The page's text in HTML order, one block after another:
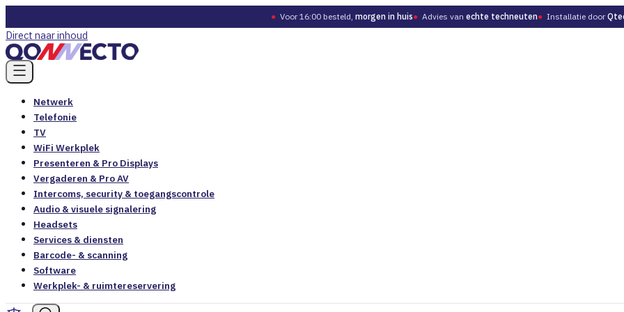
● Voor 16:00 besteld, morgen in huis● Advies van echte techneuten● Installatie door
Direct naar inhoud
Netwerk
Telefonie
TV
WiFi Werkplek
Presenteren & Pro Displays
Vergaderen & Pro AV
Intercoms, security & toegangscontrole
Audio & visuele signalering
Headsets
Services & diensten
Barcode- & scanning
Software
Werkplek- & ruimtereservering